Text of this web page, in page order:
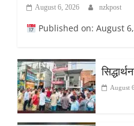
August 6, 2026 nzkpost
Published on: August 6,
August